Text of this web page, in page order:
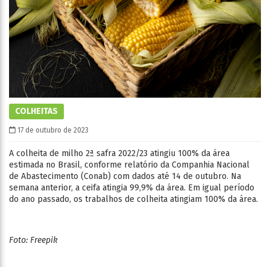
COLHEITAS
17 de outubro de 2023
A colheita de milho 2ª safra 2022/23 atingiu 100% da área
estimada no Brasil, conforme relatório da Companhia Nacional
de Abastecimento (Conab) com dados até 14 de outubro. Na
semana anterior, a ceifa atingia 99,9% da área. Em igual período
do ano passado, os trabalhos de colheita atingiam 100% da área.
Foto: Freepik